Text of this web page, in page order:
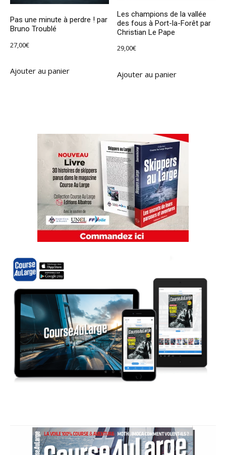
Pas une minute à perdre ! par
Bruno Troublé
27,00€
Ajouter au panier
Les champions de la vallée
des fous à Port-la-Forêt par
Christian Le Pape
29,00€
Ajouter au panier